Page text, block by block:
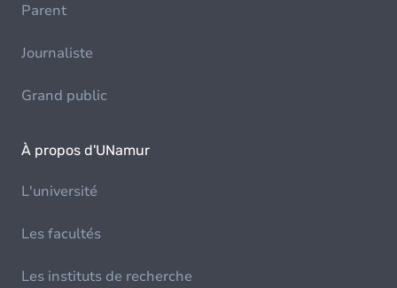
Parent
Journaliste
Grand public
À propos d'UNamur
L'université
Les facultés
Les instituts de recherche